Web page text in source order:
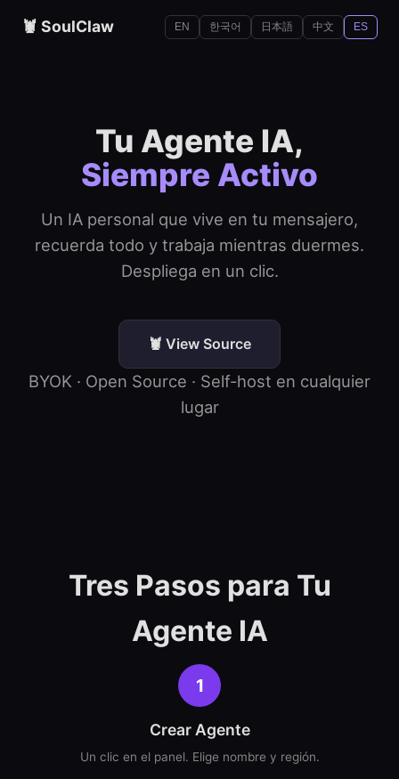
🦞 SoulClaw EN 한국어 日本語 中文 ES
Tu Agente IA,
Siempre Activo
Un IA personal que vive en tu mensajero,
recuerda todo y trabaja mientras duermes.
Despliega en un clic.
🦞 View Source
BYOK · Open Source · Self-host en cualquier
lugar
Tres Pasos para Tu
Agente IA
1
Crear Agente
Un clic en el panel. Elige nombre y región.